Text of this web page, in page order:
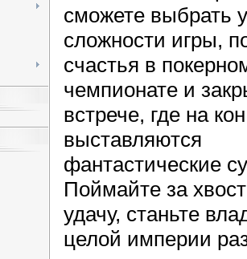
сможете выбрать
сложности игры,
счастья в
чемпионате и
встрече, где на кон
выставляются
фантастические
Поймайте за
удачу, станьте
целой империи